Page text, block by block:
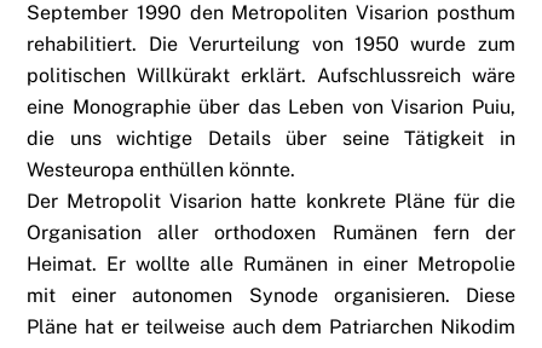
September 1990 den Metropoliten Visarion posthum
rehabilitiert. Die Verurteilung von 1950 wurde zum
politischen Willkürakt erklärt. Aufschlussreich wäre
eine Monographie über das Leben von Visarion Puiu,
die uns wichtige Details über seine Tätigkeit in
Westeuropa enthüllen könnte.
Der Metropolit Visarion hatte konkrete Pläne für die
Organisation aller orthodoxen Rumänen fern der
Heimat. Er wollte alle Rumänen in einer Metropolie
mit einer autonomen Synode organisieren. Diese
Pläne hat er teilweise auch dem Patriarchen Nikodim